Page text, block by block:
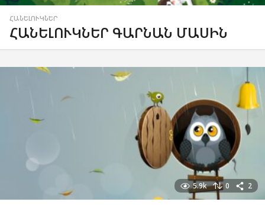
ՀԱՆԵԼՈՒԿՆԵՐ
ՀԱՆԵԼՈՒԿՆԵՐ ԳԱՐՆԱՆ ՄԱՍԻՆ
5.9k 0 2